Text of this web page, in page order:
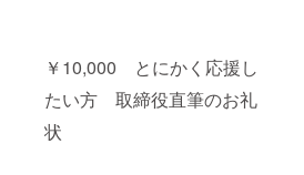
￥10,000 とにかく応援し
たい方 取締役直筆のお礼
状